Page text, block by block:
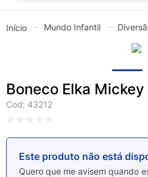
Mundo Infantil
Boneco Elka
Cod: 43212
Este produto não está
Quero que me avisem quando
1º
sinustrat
4º
shampoo
6º
fly gotas
7º
sabonete